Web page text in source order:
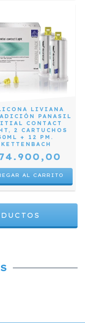
LIVIANA
PANASIL
CONTACT
2 CARTUCHOS
+ 12 PM.
KETTENBACH